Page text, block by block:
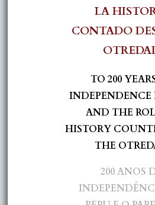
LA
CONTADO
TO 200
INDEPENDENCE
AND THE
HISTORY
THE
200 ANOS